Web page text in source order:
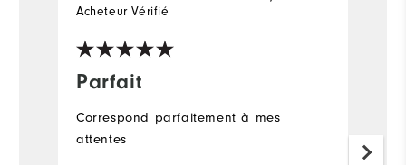
Parfait
Acheteur Vérifié
Correspond parfaitement à mes
attentes